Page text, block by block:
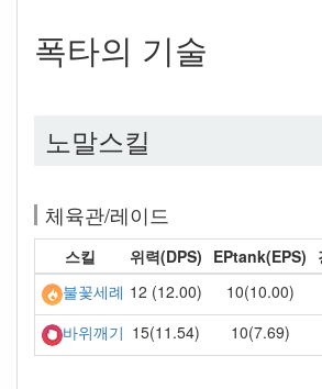
폭타의 기술
노말스킬
체육관/레이드
스킬 위력(DPS) EPtank(EPS)
불꽃세례 12 (12.00) 10(10.00)
바위깨기 15(11.54) 10(7.69)